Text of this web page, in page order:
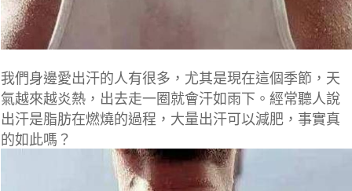
我們身邊愛出汗的人有很多，尤其是現在這個季節，天
氣越來越炎熱，出去走一圈就會汗如雨下。經常聽人說
出汗是脂肪在燃燒的過程，大量出汗可以減肥，事實真
的如此嗎？